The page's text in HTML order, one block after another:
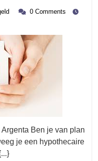
Lening
Bij
Argenta:
Ontdek
Jouw
zwart- 0 Comments
je een hypothecaire